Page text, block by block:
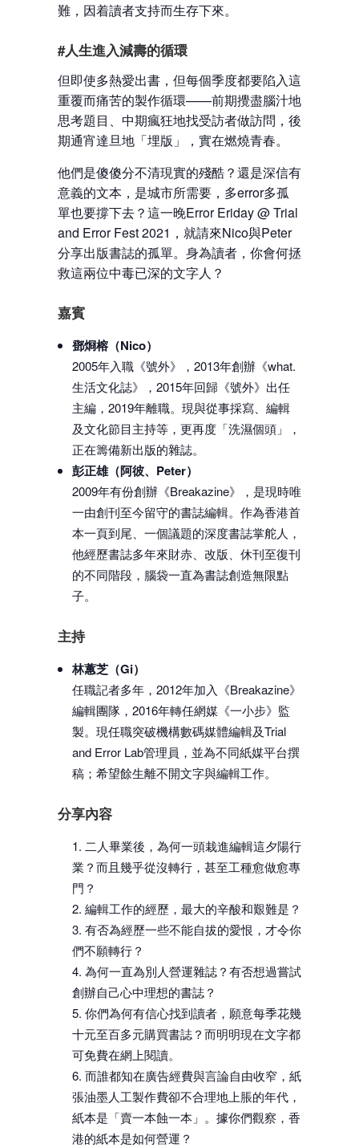
難，因着讀者支持而生存下來。
#人生進入減壽的循環
但即使多熱愛出書，但每個季度都要陷入這
重覆而痛苦的製作循環——前期攪盡腦汁地
思考題目、中期瘋狂地找受訪者做訪問，後
期通宵達旦地「埋版」，實在燃燒青春。
他們是傻傻分不清現實的殘酷？還是深信有
意義的文本，是城市所需要，多error多孤
單也要撐下去？這一晚Error Eriday @ Trial
and Error Fest 2021，就請來Nico與Peter
分享出版書誌的孤單。身為讀者，你會何拯
救這兩位中毒已深的文字人？
嘉賓
鄧烱榕（Nico）
2005年入職《號外》，2013年創辦《what.
生活文化誌》，2015年回歸《號外》出任
主編，2019年離職。現與從事採寫、編輯
及文化節目主持等，更再度「洗濕個頭」，
正在籌備新出版的雜誌。
彭正雄（阿彼、Peter）
2009年有份創辦《Breakazine》，是現時唯
一由創刊至今留守的書誌編輯。作為香港首
本一頁到尾、一個議題的深度書誌掌舵人，
他經歷書誌多年來財赤、改版、休刊至復刊
的不同階段，腦袋一直為書誌創造無限點
子。
主持
林蕙芝（Gi）
任職記者多年，2012年加入《Breakazine》
編輯團隊，2016年轉任網媒《一小步》監
製。現任職突破機構數碼媒體編輯及Trial
and Error Lab管理員，並為不同紙媒平台撰
稿；希望餘生離不開文字與編輯工作。
分享內容
二人畢業後，為何一頭栽進編輯這夕陽行
業？而且幾乎從沒轉行，甚至工種愈做愈專
門？
編輯工作的經歷，最大的辛酸和艱難是？
有否為經歷一些不能自拔的愛恨，才令你
們不願轉行？
為何一直為別人營運雜誌？有否想過嘗試
創辦自己心中理想的書誌？
你們為何有信心找到讀者，願意每季花幾
十元至百多元購買書誌？而明明現在文字都
可免費在網上閱讀。
而誰都知在廣告經費與言論自由收窄，紙
張油墨人工製作費卻不合理地上脹的年代，
紙本是「賣一本蝕一本」。據你們觀察，香
港的紙本是如何營運？